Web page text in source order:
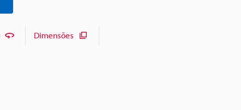
Dimensões